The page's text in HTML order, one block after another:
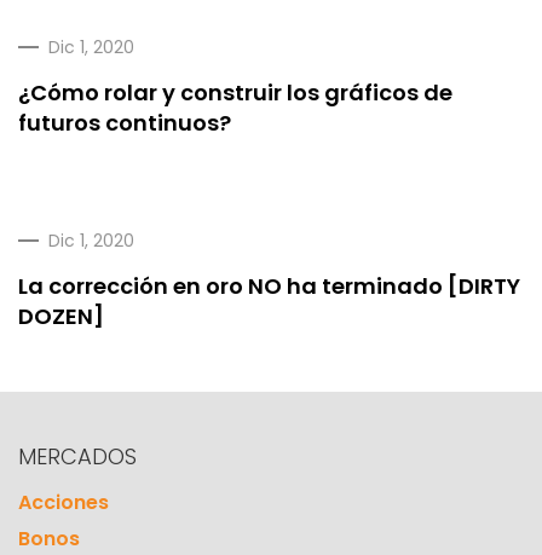
Dic 1, 2020
¿Cómo rolar y construir los gráficos de
futuros continuos?
Dic 1, 2020
La corrección en oro NO ha terminado [DIRTY
DOZEN]
MERCADOS
Acciones
Bonos